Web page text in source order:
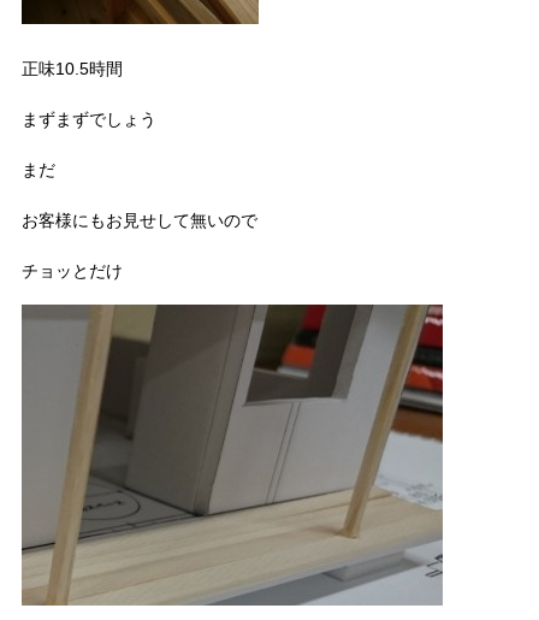
正味10.5時間
まずまずでしょう
まだ
お客様にもお見せして無いので
チョッとだけ